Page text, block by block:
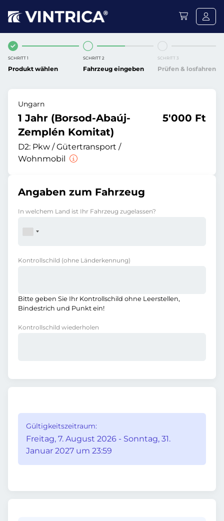
SCHRITT 1
Produkt wählen
SCHRITT 2
Fahrzeug eingeben
SCHRITT 3
Prüfen & losfahren
Ungarn
1 Jahr (Borsod-Abaúj-
Zemplén Komitat)
D2: Pkw / Gütertransport /
Wohnmobil
5'000 Ft
Angaben zum Fahrzeug
In welchem Land ist Ihr Fahrzeug zugelassen?
Kontrollschild (ohne Länderkennung)
Bitte geben Sie Ihr Kontrollschild ohne Leerstellen,
Bindestrich und Punkt ein!
Kontrollschild wiederholen
Gültigkeitszeitraum:
Freitag, 7. August 2026 - Sonntag, 31.
Januar 2027 um 23:59